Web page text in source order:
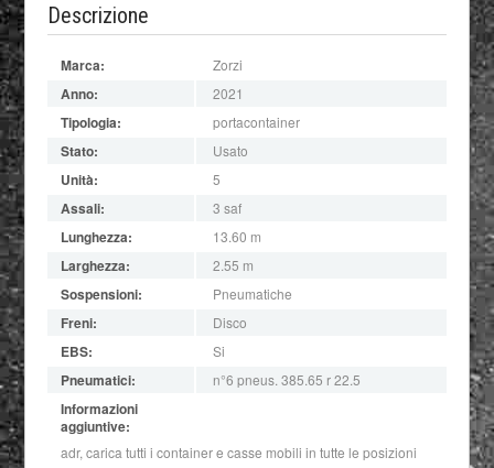
Descrizione
Marca: Zorzi
Anno: 2021
Tipologia: portacontainer
Stato: Usato
Unità: 5
Assali: 3 saf
Lunghezza: 13.60 m
Larghezza: 2.55 m
Sospensioni: Pneumatiche
Freni: Disco
EBS: Si
Pneumatici: n°6 pneus. 385.65 r 22.5
Informazioni
aggiuntive:
adr, carica tutti i container e casse mobili in tutte le posizioni